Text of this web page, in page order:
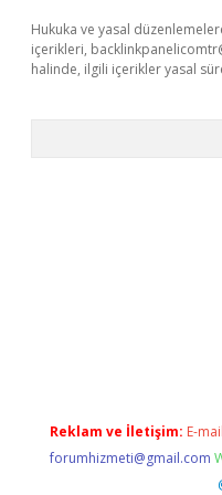
Hukuka ve yasal
içerikleri,
halinde, ilgili içerikler yasal
Reklam ve İletişim: E-
forumhizmeti@gmail.com